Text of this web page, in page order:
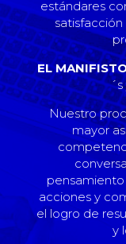
estándares
EL
´s
Nuestro
mayor
acciones y
el logro de
y